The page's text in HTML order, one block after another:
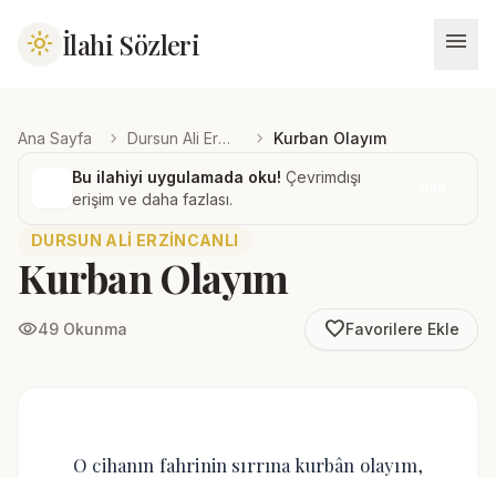
light_mode İlahi Sözleri menu
Ana Sayfa chevron_right Dursun Ali Erzincanlı chevron_right Kurban Olayım
Bu ilahiyi uygulamada oku! Çevrimdışı
erişim ve daha fazlası.
DURSUN ALI ERZINCANLI
Kurban Olayım
visibility49 Okunma favorite_borderFavorilere Ekle
O cihanın fahrinin sırrına kurbân olayım,